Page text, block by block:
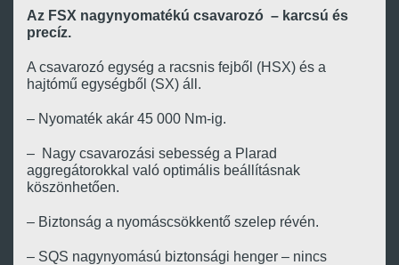
Az FSX nagynyomatékú csavarozó – karcsú és
precíz.
A csavarozó egység a racsnis fejből (HSX) és a
hajtómű egységből (SX) áll.
– Nyomaték akár 45 000 Nm-ig.
– Nagy csavarozási sebesség a Plarad
aggregátorokkal való optimális beállításnak
köszönhetően.
– Biztonság a nyomáscsökkentő szelep révén.
– SQS nagynyomású biztonsági henger – nincs